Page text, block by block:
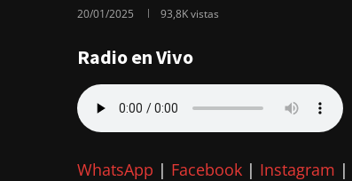
20/01/2025 93,8Kvistas
Radio en Vivo
WhatsApp | Facebook | Instagram |